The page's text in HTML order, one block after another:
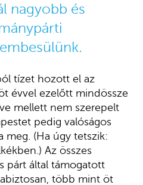
nagyobb és
tízet hozott el az
évvel ezelőtt mindössze
mellett nem szerepelt
pedig valóságos
meg. (Ha úgy tetszik:
Az összes
párt által támogatott
több mint öt